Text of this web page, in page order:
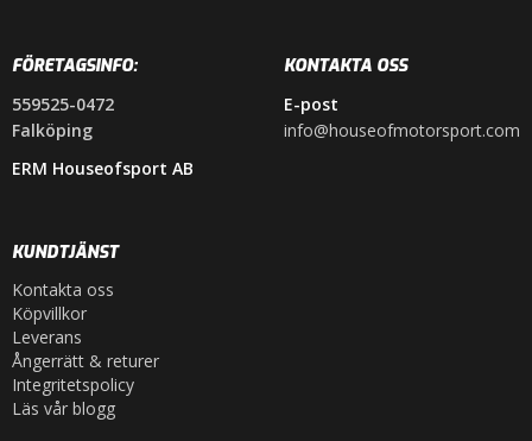
FÖRETAGSINFO:
559525-0472
Falköping
ERM Houseofsport AB
KONTAKTA OSS
E-post
info@houseofmotorsport.com
KUNDTJÄNST
Kontakta oss
Köpvillkor
Leverans
Ångerrätt & returer
Integritetspolicy
Läs vår blogg